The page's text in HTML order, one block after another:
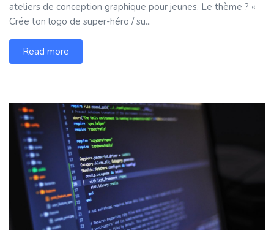
ateliers de conception graphique pour jeunes. Le thème ? «
Crée ton logo de super-héro / su...
Read more